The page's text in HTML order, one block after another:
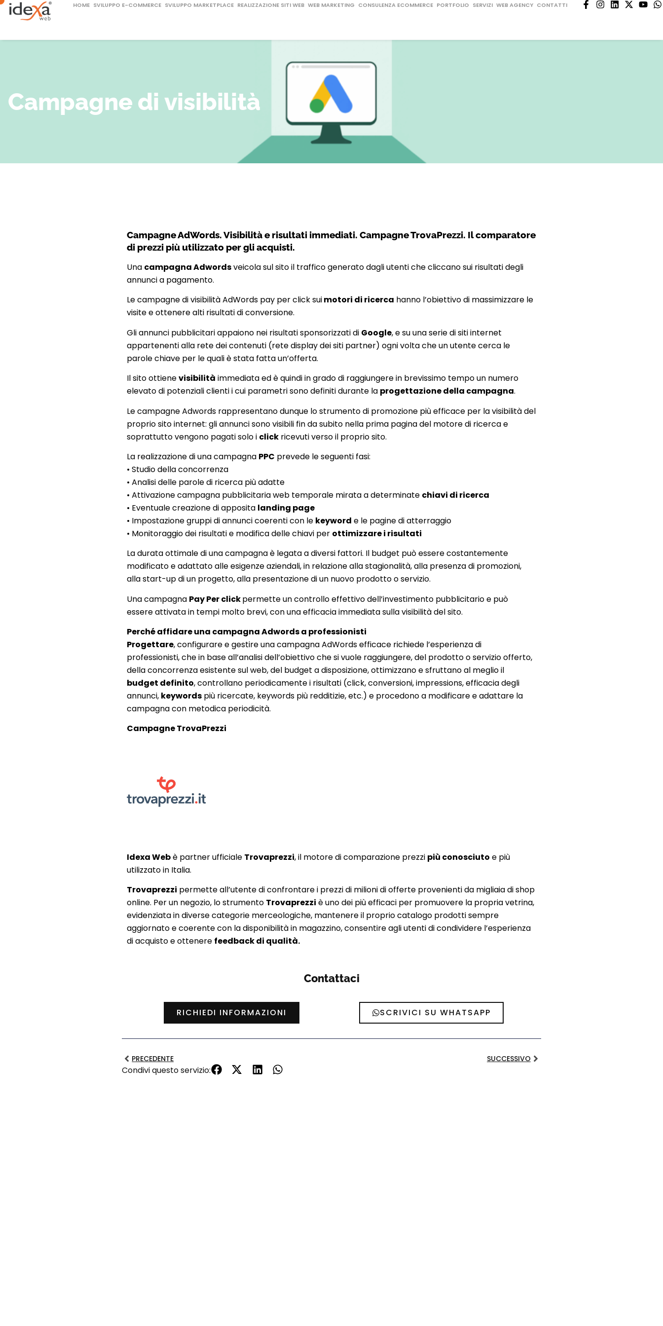
HOME SVILUPPO E-COMMERCE SVILUPPO MARKETPLACE REALIZZAZIONE SITI WEB WEB MARKETING CONSULENZA ECOMMERCE PORTFOLIO SERVIZI WEB AGENCY CONTATTI
Campagne di visibilità
Campagne AdWords. Visibilità e risultati immediati. Campagne TrovaPrezzi. Il comparatore
di prezzi più utilizzato per gli acquisti.
Una campagna Adwordsveicola sul sito il traffico generato dagli utenti che cliccano sui risultati degli
annunci a pagamento.
Le campagne di visibilità AdWords pay per click suimotori di ricerca hanno l’obiettivo di massimizzare le
visite e ottenere alti risultati di conversione.
Gli annunci pubblicitari appaiono nei risultati sponsorizzati di Google, e su una serie di siti internet
appartenenti alla rete dei contenuti (rete display dei siti partner) ogni volta che un utente cerca le
parole chiave per le quali è stata fatta un’offerta.
Il sito ottienevisibilità immediata ed è quindi in grado di raggiungere in brevissimo tempo un numero
elevato di potenziali clienti i cui parametri sono definiti durante la progettazione della campagna.
Le campagne Adwords rappresentano dunque lo strumento di promozione più efficace per la visibilità del
proprio sito internet: gli annunci sono visibili fin da subito nella prima pagina del motore di ricerca e
soprattutto vengono pagati solo i click ricevuti verso il proprio sito.
La realizzazione di una campagna PPC prevede le seguenti fasi:
• Studio della concorrenza
• Analisi delle parole di ricerca più adatte
• Attivazione campagna pubblicitaria web temporale mirata a determinate chiavi di ricerca
• Eventuale creazione di apposita landing page
• Impostazione gruppi di annunci coerenti con le keyword e le pagine di atterraggio
• Monitoraggio dei risultati e modifica delle chiavi per ottimizzare i risultati
La durata ottimale di una campagna è legata a diversi fattori. Il budget può essere costantemente
modificato e adattato alle esigenze aziendali, in relazione alla stagionalità, alla presenza di promozioni,
alla start-up di un progetto, alla presentazione di un nuovo prodotto o servizio.
Una campagna Pay Per clickpermette un controllo effettivo dell’investimento pubblicitario e può
essere attivata in tempi molto brevi, con una efficacia immediata sulla visibilità del sito.
Perché affidare una campagna Adwords a professionisti
Progettare, configurare e gestire una campagna AdWords efficace richiede l’esperienza di
professionisti, che in base all’analisi dell’obiettivo che si vuole raggiungere, del prodotto o servizio offerto,
della concorrenza esistente sul web, del budget a disposizione, ottimizzano e sfruttano al meglio il
budget definito, controllano periodicamente i risultati (click, conversioni, impressions, efficacia degli
annunci, keywords più ricercate, keywords più redditizie, etc.) e procedono a modificare e adattare la
campagna con metodica periodicità.
Campagne TrovaPrezzi
Idexa Webè partner ufficiale Trovaprezzi, il motore di comparazione prezzi più conosciuto e più
utilizzato in Italia.
Trovaprezzi permette all’utente di confrontare i prezzi di milioni di offerte provenienti da migliaia di shop
online. Per un negozio, lo strumento Trovaprezzi è uno dei più efficaci per promuovere la propria vetrina,
evidenziata in diverse categorie merceologiche, mantenere il proprio catalogo prodotti sempre
aggiornato e coerente con la disponibilità in magazzino, consentire agli utenti di condividere l’esperienza
di acquisto e ottenere feedback di qualità.
Contattaci
RICHIEDI INFORMAZIONI SCRIVICI SU WHATSAPP
PRECEDENTE SUCCESSIVO
Condivi questo servizio: